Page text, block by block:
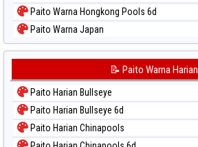
Paito Warna Hongkong Pools 6d
Paito Warna Japan
Paito Warna Japan 6d
Paito Warna Kuda Lari
Paito Warna Magnum Cambodia
Paito Warna Nagoya
Paito Warna New York Midday
📝 Paito Warna Harian
Paito Harian Bullseye
Paito Harian Bullseye 6d
Paito Harian Chinapools